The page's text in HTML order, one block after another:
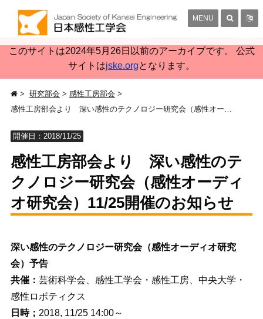
このサイトは2024年5月26日以前のアーカイブです。 公式
サイトはjske.orgとなります。
MENU
研究部会
感性工房部会
感性工房部会より 深い感性のテクノロジー研究会（感性オーディオ研究会）11/25開催のお知らせ
開催日：2018/11/25
感性工房部会より 深い感性のテ
クノロジー研究会（感性オーディ
オ研究会）11/25開催のお知らせ
深い感性のテクノロジー研究会（感性オーディオ研究
会）予告
共催： 芸術科学会、感性工学会・感性工房、中央大学・
感性ロボティクス
日時； 2018, 11/25 14:00～